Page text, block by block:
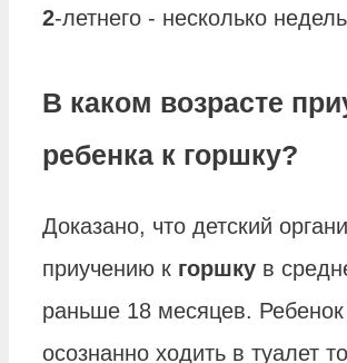
2-летнего - несколько
В каком возрасте
ребенка к горшку?
Доказано, что детский
приучению к горшку в
раньше 18 месяцев.
осознанно ходить в туалет